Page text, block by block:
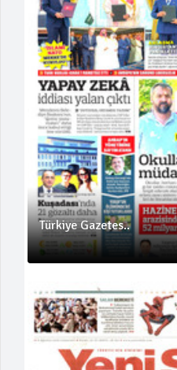
Türkiye Gazetes..